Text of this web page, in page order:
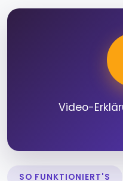
Video-
SO FUNKTIONIERT'S